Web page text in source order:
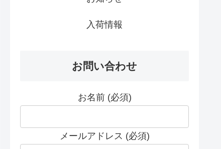
入荷情報
お問い合わせ
お名前 (必須)
メールアドレス (必須)